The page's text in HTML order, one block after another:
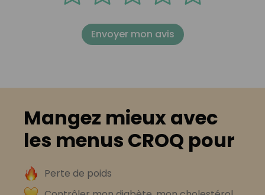
Envoyer mon avis
Mangez mieux avec
les menus CROQ pour
Perte de poids